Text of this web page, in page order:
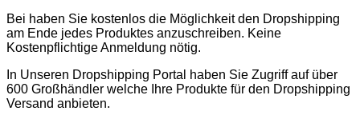
Bei haben Sie kostenlos die Möglichkeit den Dropshipping
am Ende jedes Produktes anzuschreiben. Keine
Kostenpflichtige Anmeldung nötig.
In Unseren Dropshipping Portal haben Sie Zugriff auf über
600 Großhändler welche Ihre Produkte für den Dropshipping
Versand anbieten.